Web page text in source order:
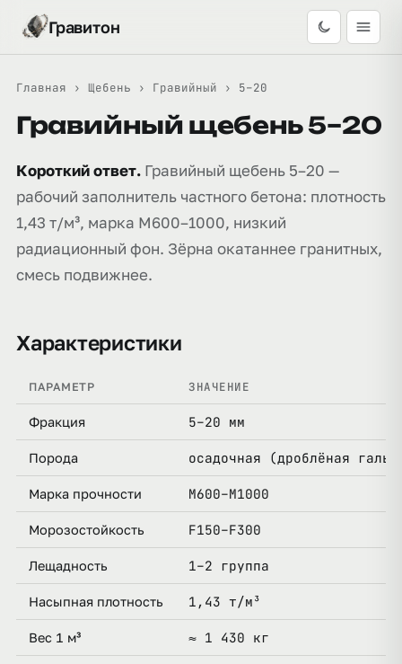
Гравитон
Главная › Щебень › Гравийный › 5–20
Гравийный щебень 5–20
Короткий ответ. Гравийный щебень 5–20 —
рабочий заполнитель частного бетона: плотность
1,43 т/м³, марка М600–1000, низкий
радиационный фон. Зёрна окатаннее гранитных,
смесь подвижнее.
Характеристики
ПАРАМЕТР ЗНАЧЕНИЕ
Фракция 5–20 мм
Порода осадочная (дроблёная
Марка прочности М600–М1000
Морозостойкость F150–F300
Лещадность 1–2 группа
Насыпная плотность 1,43 т/м³
Вес 1 м³ ≈ 1 430 кг